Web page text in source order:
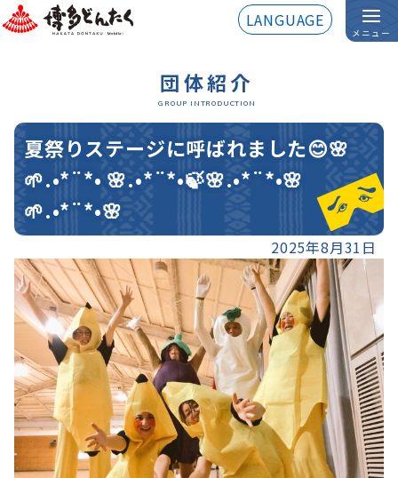
LANGUAGE
メニュー
団体紹介
GROUP INTRODUCTION
夏祭りステージに呼ばれました😊🌸
🌱.•*¨*• 🌸.•*¨*•🍃🌸.•*¨*•🌸
🌱.•*¨*•🌸
2025年8月31日